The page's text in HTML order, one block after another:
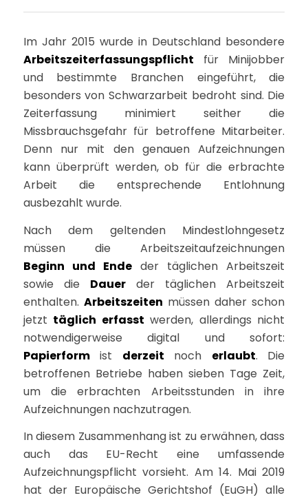
Im Jahr 2015 wurde in Deutschland besondere
Arbeitszeiterfassungspflicht für Minijobber
und bestimmte Branchen eingeführt, die
besonders von Schwarzarbeit bedroht sind. Die
Zeiterfassung minimiert seither die
Missbrauchsgefahr für betroffene Mitarbeiter.
Denn nur mit den genauen Aufzeichnungen
kann überprüft werden, ob für die erbrachte
Arbeit die entsprechende Entlohnung
ausbezahlt wurde.
Nach dem geltenden Mindestlohngesetz
müssen die Arbeitszeitaufzeichnungen
Beginn und Endeder täglichen Arbeitszeit
sowie die Dauerder täglichen Arbeitszeit
enthalten. Arbeitszeiten müssen daher schon
jetzt täglich erfasst werden, allerdings nicht
notwendigerweise digital und sofort:
Papierformist derzeit noch erlaubt. Die
betroffenen Betriebe haben sieben Tage Zeit,
um die erbrachten Arbeitsstunden in ihre
Aufzeichnungen nachzutragen.
In diesem Zusammenhang ist zu erwähnen, dass
auch das EU-Recht eine umfassende
Aufzeichnungspflicht vorsieht. Am 14. Mai 2019
hat der Europäische Gerichtshof (EuGH) alle